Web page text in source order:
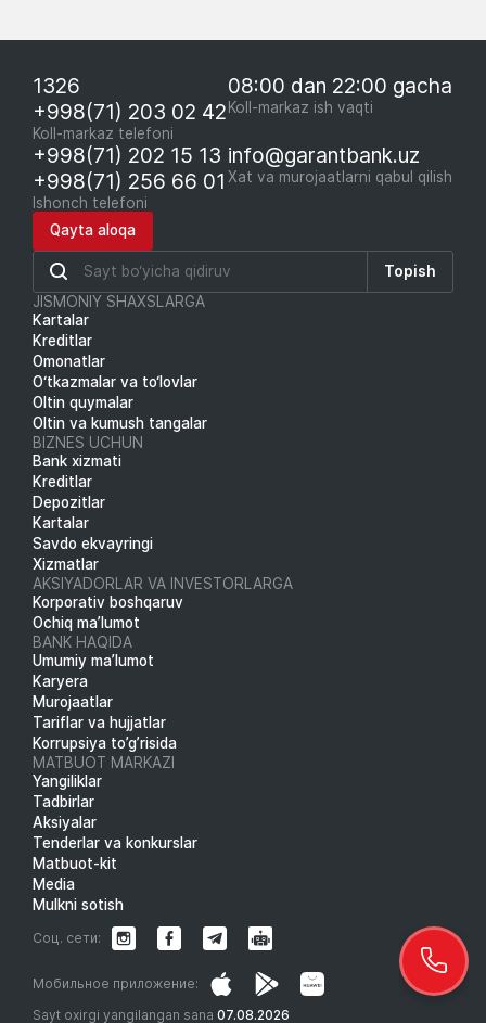
1326
+998(71) 203 02 42
Koll-markaz telefoni
08:00 dan 22:00 gacha
Koll-markaz ish vaqti
+998(71) 202 15 13
+998(71) 256 66 01
Ishonch telefoni
info@garantbank.uz
Xat va murojaatlarni qabul qilish
Qayta aloqa
Topish
JISMONIY SHAXSLARGA
Kartalar
Kreditlar
Omonatlar
O‘tkazmalar va to‘lovlar
Oltin quymalar
Oltin va kumush tangalar
BIZNES UCHUN
Bank xizmati
Kreditlar
Depozitlar
Kartalar
Savdo ekvayringi
Xizmatlar
AKSIYADORLAR VA INVESTORLARGA
Korporativ boshqaruv
Ochiq ma’lumot
BANK HAQIDA
Umumiy ma’lumot
Karyera
Murojaatlar
Tariflar va hujjatlar
Korrupsiya to’g’risida
MATBUOT MARKAZI
Yangiliklar
Tadbirlar
Aksiyalar
Tenderlar va konkurslar
Matbuot-kit
Media
Mulkni sotish
Sayt oxirgi yangilangan sana 07.08.2026
Мобильное приложение:
Соц. сети: